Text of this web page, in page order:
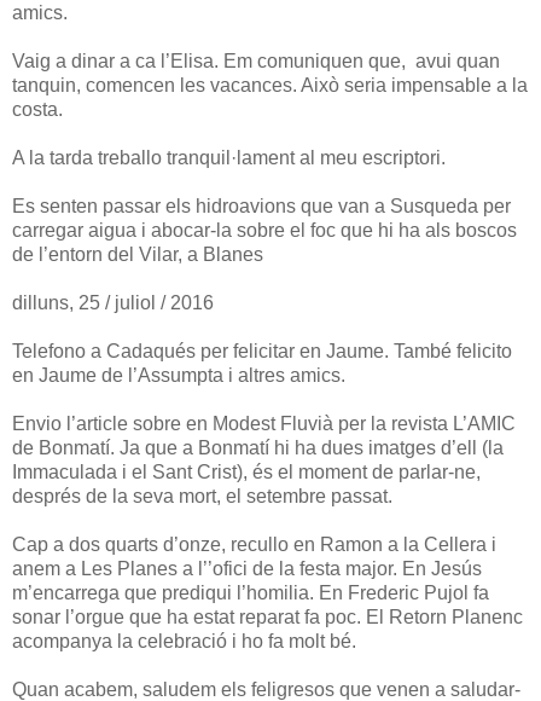
amics.
Vaig a dinar a ca l’Elisa. Em comuniquen que, avui quan
tanquin, comencen les vacances. Això seria impensable a la
costa.
A la tarda treballo tranquil·lament al meu escriptori.
Es senten passar els hidroavions que van a Susqueda per
carregar aigua i abocar-la sobre el foc que hi ha als boscos
de l’entorn del Vilar, a Blanes
dilluns, 25 / juliol / 2016
Telefono a Cadaqués per felicitar en Jaume. També felicito
en Jaume de l’Assumpta i altres amics.
Envio l’article sobre en Modest Fluvià per la revista L’AMIC
de Bonmatí. Ja que a Bonmatí hi ha dues imatges d’ell (la
Immaculada i el Sant Crist), és el moment de parlar-ne,
després de la seva mort, el setembre passat.
Cap a dos quarts d’onze, recullo en Ramon a la Cellera i
anem a Les Planes a l’’ofici de la festa major. En Jesús
m’encarrega que prediqui l’homilia. En Frederic Pujol fa
sonar l’orgue que ha estat reparat fa poc. El Retorn Planenc
acompanya la celebració i ho fa molt bé.
Quan acabem, saludem els feligresos que venen a saludar-